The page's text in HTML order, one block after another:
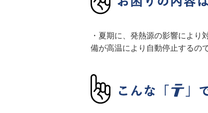
・夏期に、発熱源の影響によ
備が高温により自動停止するの